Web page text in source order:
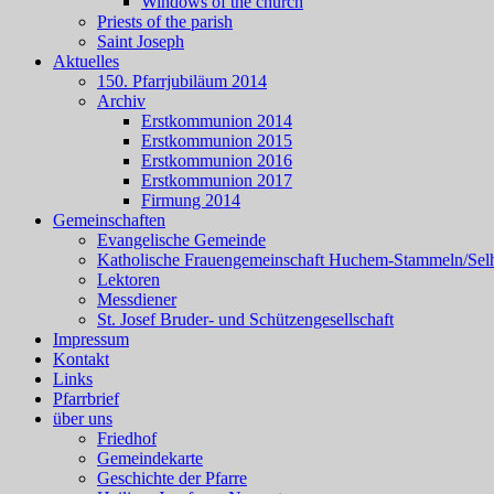
Priests of the parish
Saint Joseph
Aktuelles
150. Pfarrjubiläum 2014
Archiv
Erstkommunion 2014
Erstkommunion 2015
Erstkommunion 2016
Erstkommunion 2017
Firmung 2014
Gemeinschaften
Evangelische Gemeinde
Katholische Frauengemeinschaft Huchem-Stammeln/
Lektoren
Messdiener
St. Josef Bruder- und Schützengesellschaft
Impressum
Kontakt
Links
Pfarrbrief
über uns
Friedhof
Gemeindekarte
Geschichte der Pfarre